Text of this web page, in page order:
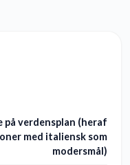
på verdensplan (heraf
med italiensk som
modersmål)